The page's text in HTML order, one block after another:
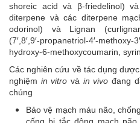
shoreic acid và β-friedelinol)
diterpene và các diterpene
odorinol) và Lignan
(7′,8′,9′-propanetriol-4′-
hydroxy-6-methoxycoumarin,
Các nghiên cứu về tác dụng
nghiệm in vitrovà in vivo đang
chúng
Bảo vệ mạch máu não,
cống bị tắc động mạch